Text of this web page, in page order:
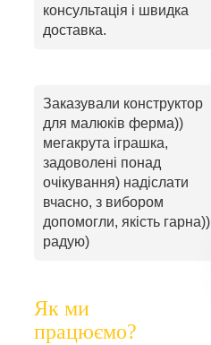
консультація і швидка
доставка.
Заказували конструктор
для малюків ферма))
мегакрута іграшка,
задоволені понад
очікування) надіслати
вчасно, з вибором
допомогли, якість гарна))
радую)
Як ми
працюємо?